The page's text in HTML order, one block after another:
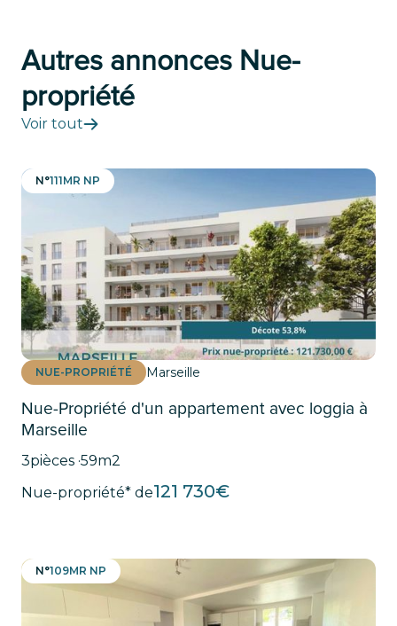
Autres annonces Nue-
propriété
Voir tout
N°111MR NP
NUE-PROPRIÉTÉ Marseille
Nue-Propriété d'un appartement avec loggia à
Marseille
3pièces ·59m2
Nue-propriété* de121 730€
N°109MR NP